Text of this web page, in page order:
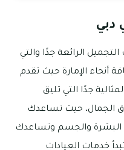
دبي
الرائعة جدًا والتي
أنحاء الإمارة حيث تقدم
جدًا التي تليق
الجمال، حيث تساعدك
البشرة والجسم وتساعدك
خدمات العيادات